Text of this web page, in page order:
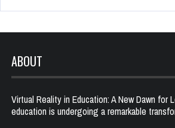
ABOUT
Virtual Reality in Education: A New Dawn for
education is undergoing a remarkable